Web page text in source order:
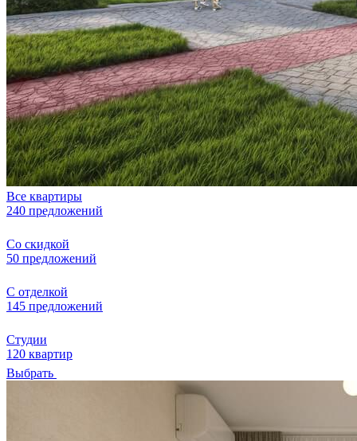
Все квартиры
240 предложений
Со скидкой
50 предложений
С отделкой
145 предложений
Студии
120 квартир
Выбрать